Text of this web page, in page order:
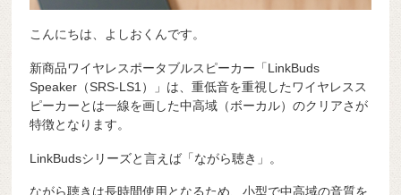
こんにちは、よしおくんです。
新商品ワイヤレスポータブルスピーカー「LinkBuds
Speaker（SRS-LS1）」は、重低音を重視したワイヤレスス
ピーカーとは一線を画した中高域（ボーカル）のクリアさが
特徴となります。
LinkBudsシリーズと言えば「ながら聴き」。
ながら聴きは長時間使用となるため、小型で中高域の音質を